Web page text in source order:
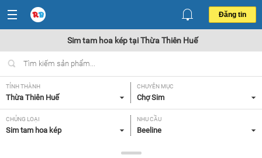
Đăng tin
Sim tam hoa kép tại Thừa Thiên Huế
TỈNH THÀNH
Thừa Thiên Huế
CHUYÊN MỤC
Chợ Sim
CHỦNG LOẠI
Sim tam hoa kép
NHU CẦU
Beeline